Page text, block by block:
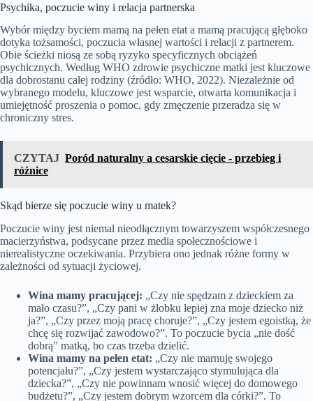
Psychika, poczucie winy i relacja partnerska
Wybór między byciem mamą na pełen etat a mamą pracującą głęboko
dotyka tożsamości, poczucia własnej wartości i relacji z partnerem.
Obie ścieżki niosą ze sobą ryzyko specyficznych obciążeń
psychicznych. Według WHO zdrowie psychiczne matki jest kluczowe
dla dobrostanu całej rodziny (źródło: WHO, 2022). Niezależnie od
wybranego modelu, kluczowe jest wsparcie, otwarta komunikacja i
umiejętność proszenia o pomoc, gdy zmęczenie przeradza się w
chroniczny stres.
CZYTAJ Poród naturalny a cesarskie cięcie - przebieg i
różnice
Skąd bierze się poczucie winy u matek?
Poczucie winy jest niemal nieodłącznym towarzyszem współczesnego
macierzyństwa, podsycane przez media społecznościowe i
nierealistyczne oczekiwania. Przybiera ono jednak różne formy w
zależności od sytuacji życiowej.
Wina mamy pracującej: „Czy nie spędzam z dzieckiem za
mało czasu?”, „Czy pani w żłobku lepiej zna moje dziecko niż
ja?”, „Czy przez moją pracę choruje?”, „Czy jestem egoistką, że
chcę się rozwijać zawodowo?”. To poczucie bycia „nie dość
dobrą” matką, bo czas trzeba dzielić.
Wina mamy na pełen etat: „Czy nie marnuję swojego
potencjału?”, „Czy jestem wystarczająco stymulująca dla
dziecka?”, „Czy nie powinnam wnosić więcej do domowego
budżetu?”, „Czy jestem dobrym wzorcem dla córki?”. To